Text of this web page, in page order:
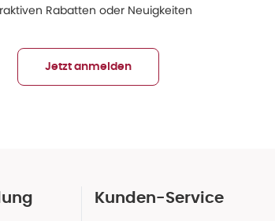
Rabatten oder Neuigkeiten
Jetzt anmelden
Kunden-Service